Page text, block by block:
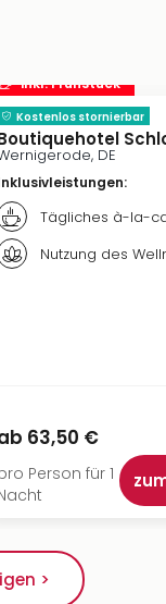
inkl. Frühstück
Kostenlos stornierbar
DE
:
Tägliches à-la-
Nutzung des
63,50 €
Person für 1
>